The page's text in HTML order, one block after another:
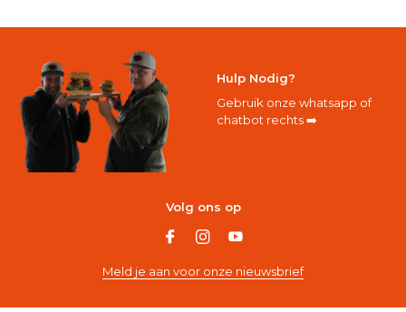
Hulp Nodig?
Gebruik onze whatsapp of
chatbot rechts ➡️
Volg ons op
Meld je aan voor onze nieuwsbrief